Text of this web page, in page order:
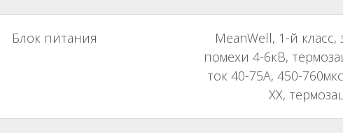
Блок питания
MeanWell, 1-й
помехи 4-6кВ,
ток 40-75A, 450-
ХХ,